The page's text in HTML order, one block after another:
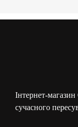
Інтернет-
сучасного